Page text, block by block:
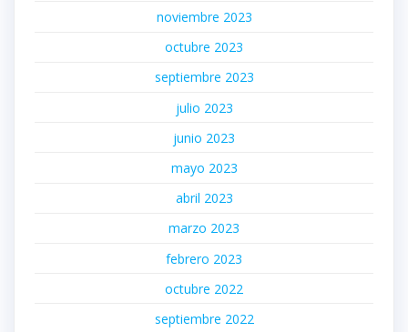
noviembre 2023
octubre 2023
septiembre 2023
julio 2023
junio 2023
mayo 2023
abril 2023
marzo 2023
febrero 2023
octubre 2022
septiembre 2022